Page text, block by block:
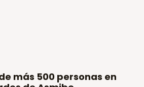
más 500 personas en